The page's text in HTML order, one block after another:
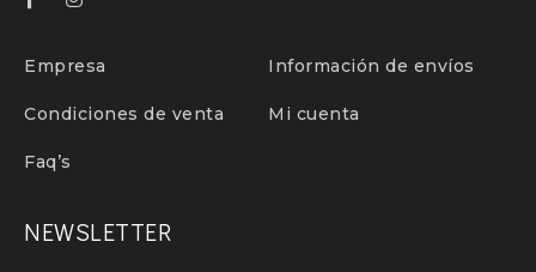
Empresa Información de envíos
Condiciones de venta Mi cuenta
Faq’s
NEWSLETTER